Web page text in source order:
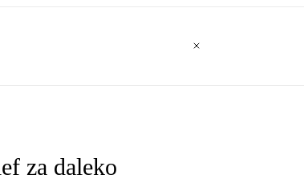
za daleko